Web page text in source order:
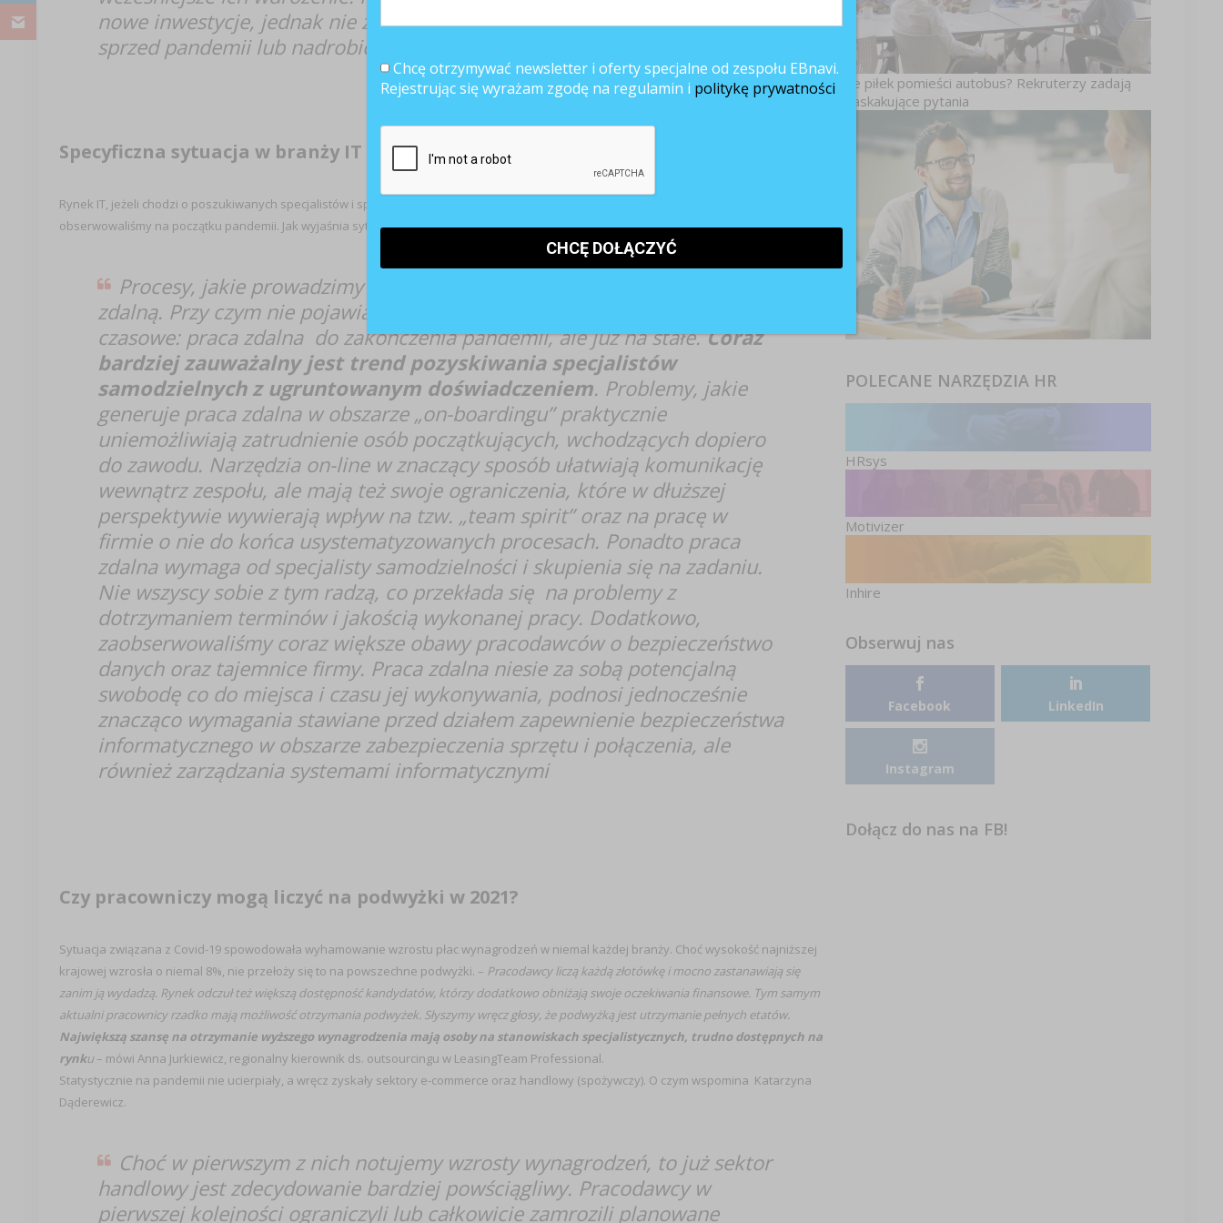
nowe inwestycje, jednak nie zrezygnują z nich, chcąc wrócić do stanu
sprzed pandemii lub nadrobić zaległości powstałe w 2020 roku.
Specyficzna sytuacja w branży IT
Rynek IT, jeżeli chodzi o poszukiwanych specjalistów i sposób wykonywania przez nich pracy, pozostaje obecnie podobny do tego, co
obserwowaliśmy na początku pandemii. Jak wyjaśnia sytuacje Anita Długosz, członek zarządu IT LeasingTeam:
Procesy, jakie prowadzimy to w 99% rekrutacje w oparciu o pracę
zdalną. Przy czym nie pojawia się w nich tak jak wcześniej ograniczenie
czasowe: praca zdalna do zakończenia pandemii, ale już na stałe.Coraz
bardziej zauważalny jest trend pozyskiwania specjalistów
samodzielnych z ugruntowanym doświadczeniem. Problemy, jakie
generuje praca zdalna w obszarze „on-boardingu” praktycznie
uniemożliwiają zatrudnienie osób początkujących, wchodzących dopiero
do zawodu. Narzędzia on-line w znaczący sposób ułatwiają komunikację
wewnątrz zespołu, ale mają też swoje ograniczenia, które w dłuższej
perspektywie wywierają wpływ na tzw. „team spirit” oraz na pracę w
firmie o nie do końca usystematyzowanych procesach. Ponadto praca
zdalna wymaga od specjalisty samodzielności i skupienia się na zadaniu.
Nie wszyscy sobie z tym radzą, co przekłada się na problemy z
dotrzymaniem terminów i jakością wykonanej pracy. Dodatkowo,
zaobserwowaliśmy coraz większe obawy pracodawców o bezpieczeństwo
danych oraz tajemnice firmy. Praca zdalna niesie za sobą potencjalną
swobodę co do miejsca i czasu jej wykonywania, podnosi jednocześnie
znacząco wymagania stawiane przed działem zapewnienie bezpieczeństwa
informatycznego w obszarze zabezpieczenia sprzętu i połączenia, ale
również zarządzania systemami informatycznymi
Czy pracowniczy mogą liczyć na podwyżki w 2021?
Sytuacja związana z Covid-19 spowodowała wyhamowanie wzrostu płac wynagrodzeń w niemal każdej branży. Choć wysokość najniższej
krajowej wzrosła o niemal 8%, nie przełoży się to na powszechne podwyżki. – Pracodawcy liczą każdą złotówkę i mocno zastanawiają się
zanim ją wydadzą. Rynek odczuł też większą dostępność kandydatów, którzy dodatkowo obniżają swoje oczekiwania finansowe. Tym samym
aktualni pracownicy rzadko mają możliwość otrzymania podwyżek. Słyszymy wręcz głosy, że podwyżką jest utrzymanie pełnych etatów.
Największą szansę na otrzymanie wyższego wynagrodzenia mają osoby na stanowiskach specjalistycznych, trudno dostępnych na
rynku– mówi Anna Jurkiewicz, regionalny kierownik ds. outsourcingu w LeasingTeam Professional.
Statystycznie na pandemii nie ucierpiały, a wręcz zyskały sektory e-commerce oraz handlowy (spożywczy). O czym wspomina Katarzyna
Dąderewicz.
Choć w pierwszym z nich notujemy wzrosty wynagrodzeń, to już sektor
handlowy jest zdecydowanie bardziej powściągliwy. Pracodawcy w
pierwszej kolejności ograniczyli lub całkowicie zamrozili planowane
Ile piłek pomieści autobus? Rekruterzy zadają
zaskakujące pytania
POLECANE NARZĘDZIA HR
HRsys
Motivizer
Inhire
Obserwuj nas
Facebook LinkedIn
Instagram
Dołącz do nas na FB!
Chcę otrzymywać newsletter i oferty specjalne od zespołu EBnavi.
Rejestrując się wyrażam zgodę na regulamin i politykę prywatności